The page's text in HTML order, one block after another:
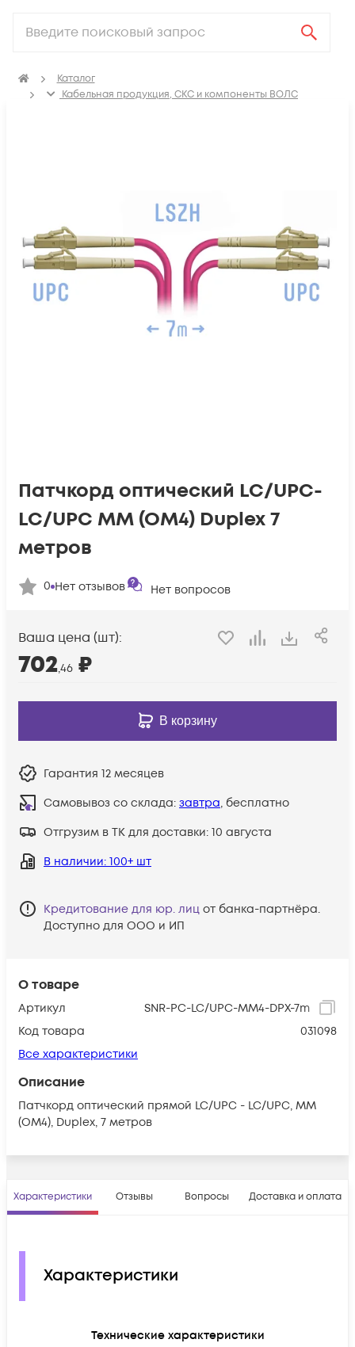
Каталог
Кабельная продукция, СКС и компоненты ВОЛС
О товаре
Артикул
SNR-PC-LC/UPC-MM4-DPX-7m
Код товара
031098
Все характеристики
Описание
Патчкорд оптический прямой LC/UPC - LC/UPC, МM
(OM4), Duplex, 7 метров
Патчкорд оптический LC/UPC-
LC/UPC MM (OM4) Duplex 7
метров
0 Нет отзывов Нет вопросов
Ваша цена (шт):
702,46 ₽
В корзину
Гарантия 12 месяцев
Самовывоз со склада: завтра, бесплатно
Отгрузим в ТК для доставки: 10 августа
В наличии: 100+ шт
Кредитование для юр. лиц от банка-партнёра.
Доступно для ООО и ИП
Характеристики Отзывы Вопросы Доставка и оплата
Характеристики
Технические характеристики